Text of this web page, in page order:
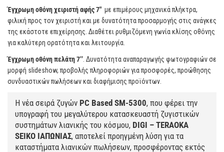
Έγχρωμη οθόνη χειριστή αφής 7″ με επιμέρους μηχανικά πλήκτρα,
φιλική προς τον χειριστή και με δυνατότητα προσαρμογής στις ανάγκες
της εκάστοτε επιχείρησης. Διαθέτει ρυθμιζόμενη γωνία κλίσης οθόνης
για καλύτερη ορατότητα και λειτουργία.
Έγχρωμη οθόνη πελάτη 7’’ . Δυνατότητα αναπαραγωγής φωτογραφιών σε
μορφή slideshow, προβολής πληροφοριών για προσφορές, προώθησης
συνδυαστικών πωλήσεων και διαφήμισης προϊόντων.
Η νέα σειρά ζυγών PC Based SM-5300, που φέρει την
υπογραφή του μεγαλύτερου κατασκευαστή ζυγιστικών
συστημάτων λιανικής του κόσμου, DIGI – TERAOKA
SEIKO ΙΑΠΩΝΙΑΣ, αποτελεί προηγμένη λύση για τα
καταστήματα λιανικών πωλήσεων, προσφέροντας εκτός